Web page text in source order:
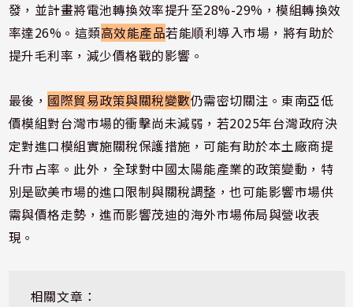
發，並計畫將電池轉換效率提升至28%-29%，模組轉換效
率達26%。這類高效能產品若能順利導入市場，將有助於
提升毛利率，減少價格戰的影響。
最後， 國際貿易政策與關稅變數仍需密切關注。東南亞低
價模組對台灣市場的衝擊尚未減弱，若2025年台灣政府決
定對進口模組實施關稅保護措施，可能有助於本土廠商提
升市占率。此外，全球對中國太陽能產業的政策變動，特
別是歐美市場的進口限制與關稅調整，也可能影響市場供
需與價格走勢，進而影響茂迪的海外市場佈局與營收表
現。
相關文章：